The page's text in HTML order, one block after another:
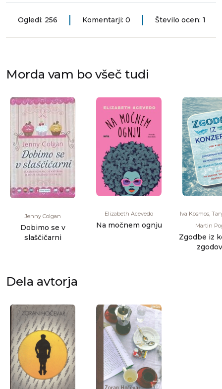
Ogledi: 256 Komentarji: 0 Število ocen: 1
Morda vam bo všeč tudi
Jenny Colgan
Dobimo se v
slaščičarni
Elizabeth Acevedo
Na močnem ognju
Iva Kosmos,
Martin
Zgodbe iz
Dela avtorja